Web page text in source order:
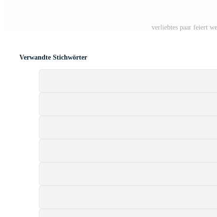
verliebtes paar feiert
Verwandte Stichwörter